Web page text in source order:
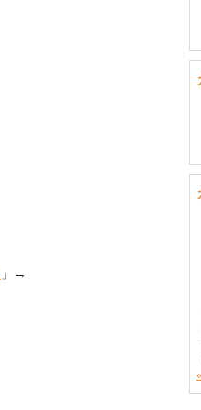
」→